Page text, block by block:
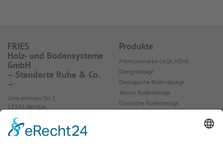
FRIES
Holz- und Bodensysteme
GmbH
– Standorte Ruhe & Co.
–
Uwe-Johnson-Str. 2
19395 Ganzlin
Tel.: 0551 ‑ 38908‑0
Produkte
Premiummarke CASA NOVA
Designbeläge
Ökologische Bodenbeläge
Textile Bodenbeläge
Elastische Bodenbeläge